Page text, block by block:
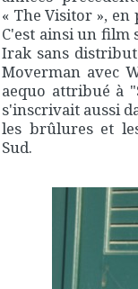
« The Visitor »,
C'est ainsi un film
Irak sans
Moverman avec
aequo attribué à
s'inscrivait aussi
les brûlures et
Sud.